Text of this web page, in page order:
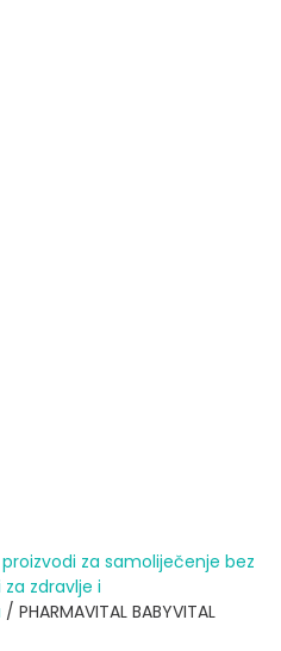
za samoliječenje bez
zdravlje i
/ PHARMAVITAL BABYVITAL